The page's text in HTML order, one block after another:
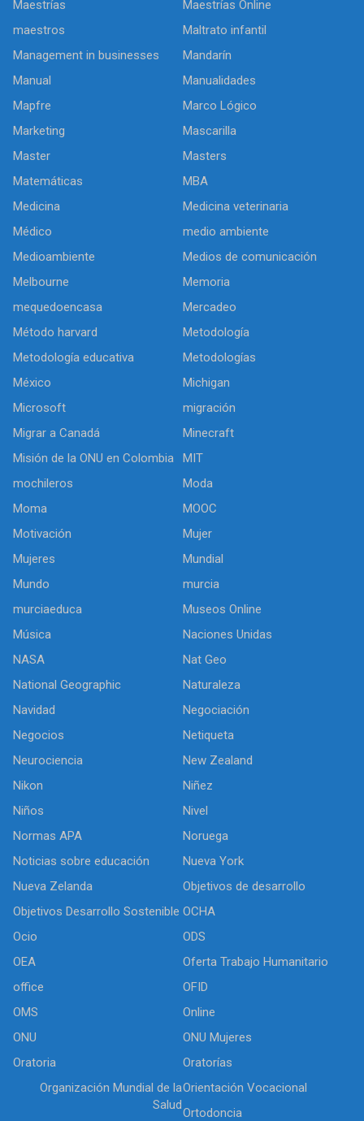
Maestrías
Maestrías Online
maestros
Maltrato infantil
Management in businesses
Mandarín
Manual
Manualidades
Mapfre
Marco Lógico
Marketing
Mascarilla
Master
Masters
Matemáticas
MBA
Medicina
Medicina veterinaria
Médico
medio ambiente
Medioambiente
Medios de comunicación
Melbourne
Memoria
mequedoencasa
Mercadeo
Método harvard
Metodología
Metodología educativa
Metodologías
México
Michigan
Microsoft
migración
Migrar a Canadá
Minecraft
Misión de la ONU en Colombia
MIT
mochileros
Moda
Moma
MOOC
Motivación
Mujer
Mujeres
Mundial
Mundo
murcia
murciaeduca
Museos Online
Música
Naciones Unidas
NASA
Nat Geo
National Geographic
Naturaleza
Navidad
Negociación
Negocios
Netiqueta
Neurociencia
New Zealand
Nikon
Niñez
Niños
Nivel
Normas APA
Noruega
Noticias sobre educación
Nueva York
Nueva Zelanda
Objetivos de desarrollo
Objetivos Desarrollo Sostenible OCHA
Ocio
ODS
OEA
Oferta Trabajo Humanitario
office
OFID
OMS
Online
ONU
ONU Mujeres
Oratoria
Oratorías
Organización Mundial de la
Salud
Orientación Vocacional
Ortodoncia